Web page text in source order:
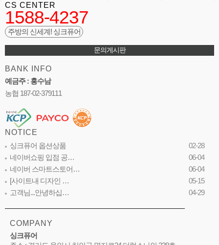
CS CENTER
1588-4237
주방의 신세계! 싱크퓨어
문의게시판
BANK INFO
예금주 : 홍수남
농협 187-02-379111
NOTICE
싱크퓨어 옵션상품
02-28
네이버쇼핑 입점 공…
06-04
네이버 스마트스토어…
06-04
[사이트내 디자인 …
05-15
고객님...안녕하십…
04-29
COMPANY
싱크퓨어